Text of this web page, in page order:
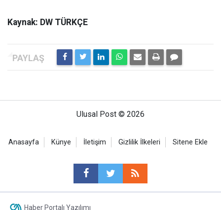
Kaynak: DW TÜRKÇE
Ulusal Post © 2026
Anasayfa Künye İletişim Gizlilik İlkeleri Sitene Ekle
Haber Portalı Yazılımı